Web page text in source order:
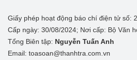
Giấy phép hoạt động báo chí điện tử số:
Cấp ngày: 30/08/2024; Nơi cấp: Bộ Văn
Tổng Biên tập: Nguyễn Tuấn Anh
Email: toasoan@thanhtra.com.vn